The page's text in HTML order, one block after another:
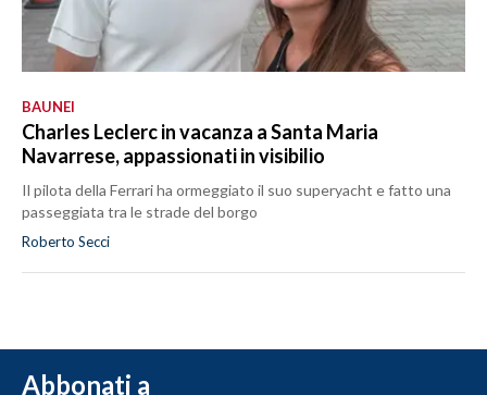
BAUNEI
Charles Leclerc in vacanza a Santa Maria
Navarrese, appassionati in visibilio
Il pilota della Ferrari ha ormeggiato il suo superyacht e fatto una
passeggiata tra le strade del borgo
Roberto Secci
Abbonati a